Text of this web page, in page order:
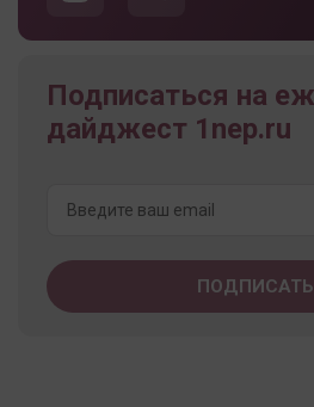
Подписаться на
дайджест 1nep.ru